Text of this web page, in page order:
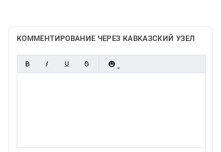
КОММЕНТИРОВАНИЕ ЧЕРЕЗ КАВКАЗСКИЙ УЗЕЛ